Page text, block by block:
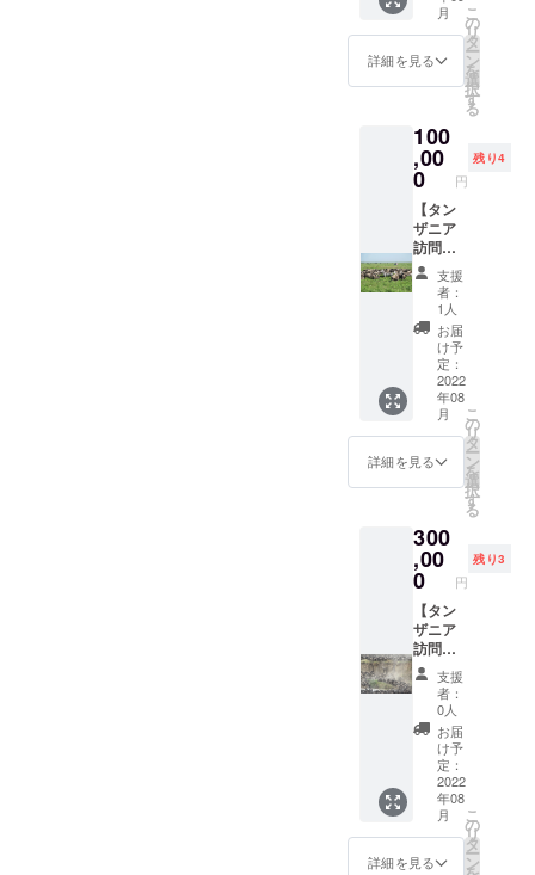
渡した
際の様
子を動
画も併
せてお
送りし
ます。
※教科書
を渡す
タイミ
ングに
より、
お届け
予定が
変更と
なる可
能性が
ありま
す。
スタッ
フそし
て、皆
様がお
送りし
書を
使って
勉強し
ている
子供た
ちから
の直筆
の御礼
メッ
セージ
が入っ
たポス
トカー
ドをお
送りい
たしま
す。 ※
郵便事
情によ
りお届
ミング
が遅れ
る場合
がござ
います
月
詳細を見る
こ
の
リ
タ
ー
ン
を
選
択
す
る
100
,00
0 円
残り4
【タン
ザニア
訪問優
先同行
権】
TOFAメ
ンバー
が運営
する現
地旅行
会社が
企画す
るタン
ザニア
旅行へ
の参加
て、優
先的に
お声が
けさせ
ていた
だきま
す。 現
地の仲
間が行
程を組
んでい
るた
め、通
常のツ
アーで
は訪問
しない
ような
支援
者：
1人
お届
け予
定：
2022
年08
月
詳細を見る
こ
の
リ
タ
ー
ン
を
選
択
す
る
300
,00
0 円
残り3
【タン
ザニア
訪問優
先同行
権】
TOFAメ
ンバー
が運営
する現
地旅行
会社が
企画す
るタン
ザニア
支援
者：
0人
お届
け予
定：
2022
年08
月
詳細を見る
こ
の
リ
タ
ー
ン